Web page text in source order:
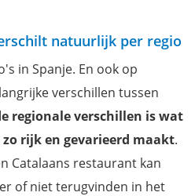
natuurlijk per regio
in Spanje. En ook op
verschillen tussen
regionale verschillen is wat
rijk en gevarieerd maakt.
Catalaans restaurant kan
of niet terugvinden in het